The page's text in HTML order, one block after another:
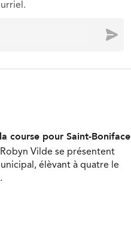
Envoyer
course pour Saint-Boniface
Vilde se présentent
élèvant à quatre le